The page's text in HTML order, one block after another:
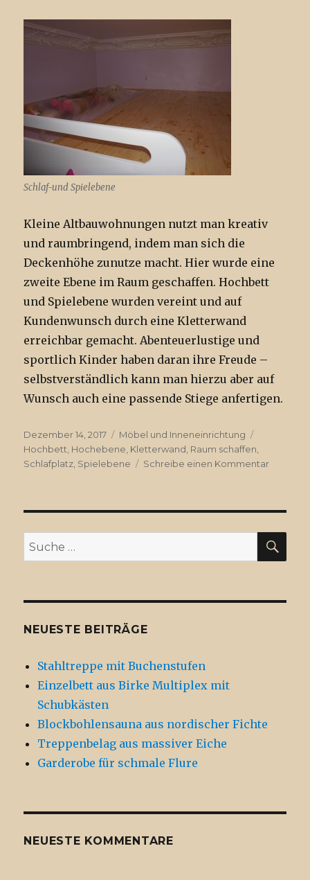
Schlaf-und Spielebene
Kleine Altbauwohnungen nutzt man kreativ
und raumbringend, indem man sich die
Deckenhöhe zunutze macht. Hier wurde eine
zweite Ebene im Raum geschaffen. Hochbett
und Spielebene wurden vereint und auf
Kundenwunsch durch eine Kletterwand
erreichbar gemacht. Abenteuerlustige und
sportlich Kinder haben daran ihre Freude –
selbstverständlich kann man hierzu aber auf
Wunsch auch eine passende Stiege anfertigen.
Veröffentlicht
am
Dezember 14, 2017 Kategorien
Möbel und Inneneinrichtung
Hochbett, Hochebene, Kletterwand, Raum schaffen,
Schlafplatz, Spielebene Schreibe einen Kommentar
Spiel-
Suche
nach:
NEUESTE BEITRÄGE
Stahltreppe mit Buchenstufen
Einzelbett aus Birke Multiplex mit
Schubkästen
Blockbohlensauna aus nordischer Fichte
Treppenbelag aus massiver Eiche
Garderobe für schmale Flure
NEUESTE KOMMENTARE